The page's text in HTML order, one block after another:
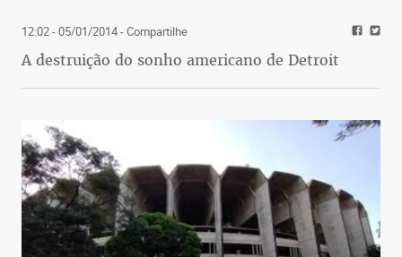
12:02 - 05/01/2014- Compartilhe
A destruição do sonho americano de Detroit